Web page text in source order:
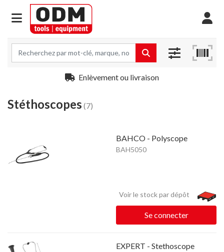
Enlèvement ou livraison
Stéthoscopes (7)
BAHCO - Polyscope
BAH5050
Voir le stock par dépôt
Se connecter
EXPERT - Stethoscope